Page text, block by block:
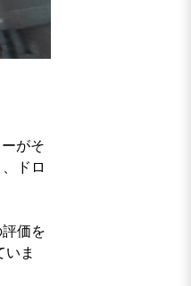
がそ
ドロ
価を
ま